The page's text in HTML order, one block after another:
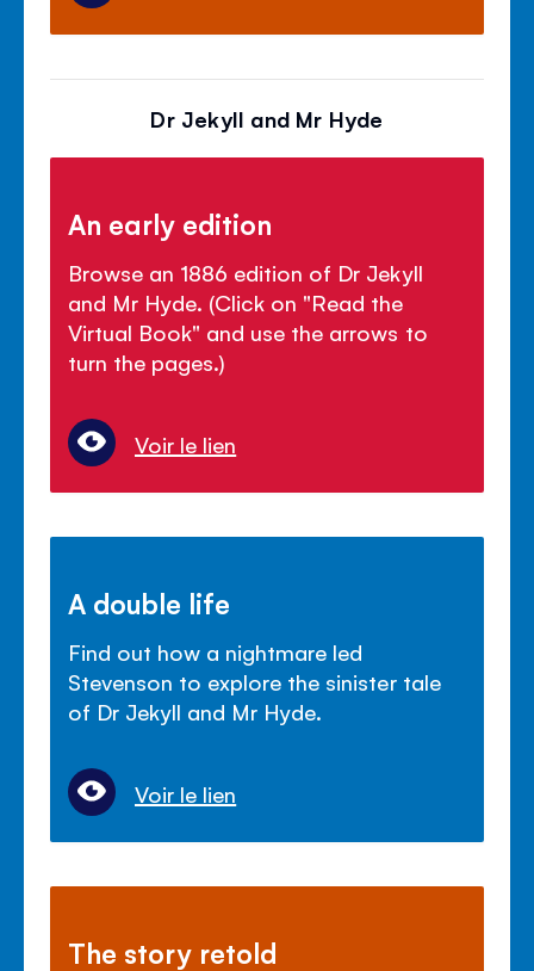
Dr Jekyll and Mr Hyde
An early edition
Browse an 1886 edition of Dr Jekyll
and Mr Hyde. (Click on "Read the
Virtual Book" and use the arrows to
turn the pages.)
Voir le lien
A double life
Find out how a nightmare led
Stevenson to explore the sinister tale
of Dr Jekyll and Mr Hyde.
Voir le lien
The story retold